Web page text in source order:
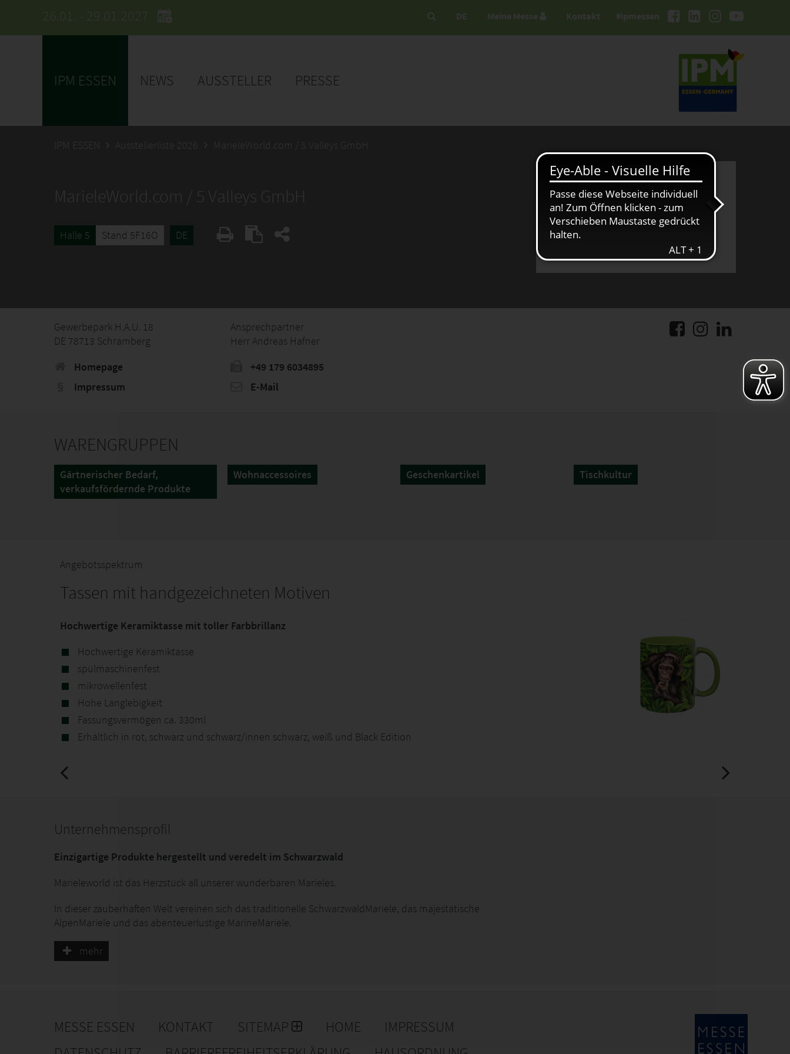
26.01. - 29.01.2027 #ipmessen
DE Meine Messe Kontakt
IPM ESSEN NEWS AUSSTELLER PRESSE
IPM ESSEN Ausstellerliste 2026 MarieleWorld.com / 5 Valleys GmbH
MarieleWorld.com / 5 Valleys GmbH
Halle 5 Stand 5F16O DE
Gewerbepark H.A.U. 18
DE 78713 Schramberg
Homepage
Impressum
Ansprechpartner
Herr Andreas Hafner
+49 179 6034895
E-Mail
WARENGRUPPEN
Gärtnerischer Bedarf,
verkaufsfördernde Produkte
Wohnaccessoires Geschenkartikel Tischkultur
Angebotsspektrum
Tassen mit handgezeichneten Motiven
Hochwertige Keramiktasse mit toller Farbbrillanz
Hochwertige Keramiktasse
spülmaschinenfest
mikrowellenfest
Hohe Langlebigkeit
Fassungsvermögen ca. 330ml
Erhältlich in rot, schwarz und schwarz/innen schwarz, weiß und Black Edition
Unternehmensprofil
Einzigartige Produkte hergestellt und veredelt im Schwarzwald
Marieleworld ist das Herzstück all unserer wunderbaren Marieles.
In dieser zauberhaften Welt vereinen sich das traditionelle SchwarzwaldMariele, das majestätische
AlpenMariele und das abenteuerlustige MarineMariele.
goes wild!
von Dir entdeckt zu werden!
mehr
MESSE ESSEN KONTAKT SITEMAP HOME
IMPRESSUM